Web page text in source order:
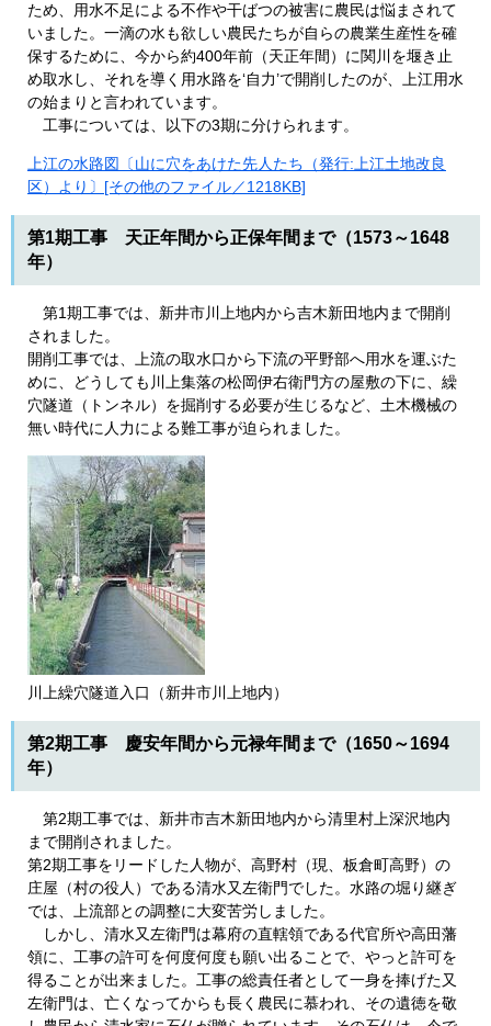
ため、用水不足による不作や干ばつの被害に農民は悩まされて
いました。一滴の水も欲しい農民たちが自らの農業生産性を確
保するために、今から約400年前（天正年間）に関川を堰き止
め取水し、それを導く用水路を‘自力’で開削したのが、上江用水
の始まりと言われています。
工事については、以下の3期に分けられます。
上江の水路図〔山に穴をあけた先人たち（発行:上江土地改良
区）より〕[その他のファイル／1218KB]
第1期工事 天正年間から正保年間まで（1573～1648
年）
第1期工事では、新井市川上地内から吉木新田地内まで開削
されました。
開削工事では、上流の取水口から下流の平野部へ用水を運ぶた
めに、どうしても川上集落の松岡伊右衛門方の屋敷の下に、繰
穴隧道（トンネル）を掘削する必要が生じるなど、土木機械の
無い時代に人力による難工事が迫られました。
川上繰穴隧道入口（新井市川上地内）
第2期工事 慶安年間から元禄年間まで（1650～1694
年）
第2期工事では、新井市吉木新田地内から清里村上深沢地内
まで開削されました。
第2期工事をリードした人物が、高野村（現、板倉町高野）の
庄屋（村の役人）である清水又左衛門でした。水路の堀り継ぎ
では、上流部との調整に大変苦労しました。
しかし、清水又左衛門は幕府の直轄領である代官所や高田藩
領に、工事の許可を何度何度も願い出ることで、やっと許可を
得ることが出来ました。工事の総責任者として一身を捧げた又
左衛門は、亡くなってからも長く農民に慕われ、その遺徳を敬